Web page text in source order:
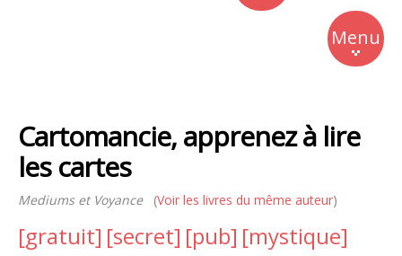
Menu
Insolite
Business
Culture
Cartomancie, apprenez à lire
les cartes
Mediums et Voyance(Voir les livres du même auteur)
[gratuit] [secret] [pub] [mystique]